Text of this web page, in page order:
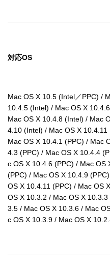
対応OS
Mac OS X 10.5 (Intel／PPC) /
10.4.5 (Intel) / Mac OS X
Mac OS X 10.4.8 (Intel) / Mac
4.10 (Intel) / Mac OS X
Mac OS X 10.4.1 (PPC) / Mac
4.3 (PPC) / Mac OS X 10.4.4
c OS X 10.4.6 (PPC) / Mac OS
(PPC) / Mac OS X 10.4.9
OS X 10.4.11 (PPC) / Mac OS
OS X 10.3.2 / Mac OS X
3.5 / Mac OS X 10.3.6 / Mac
c OS X 10.3.9 / Mac OS X